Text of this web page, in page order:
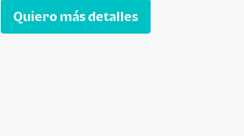
Quiero más detalles